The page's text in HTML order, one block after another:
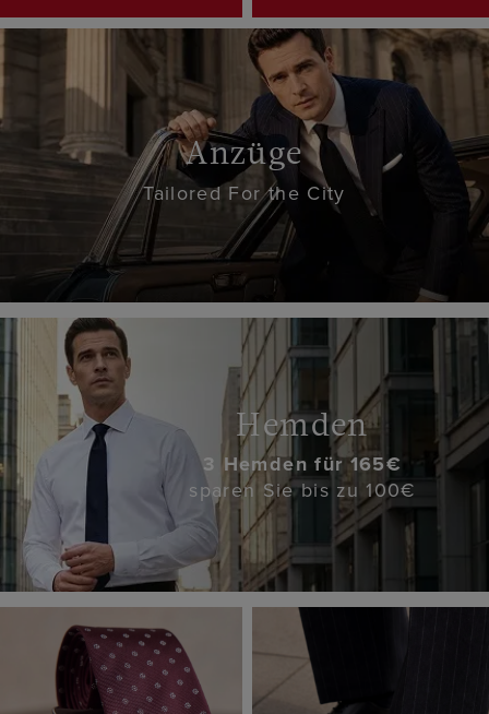
Anzüge
Tailored For the City
Hemden
3 Hemden für 165€
sparen Sie bis zu 100€